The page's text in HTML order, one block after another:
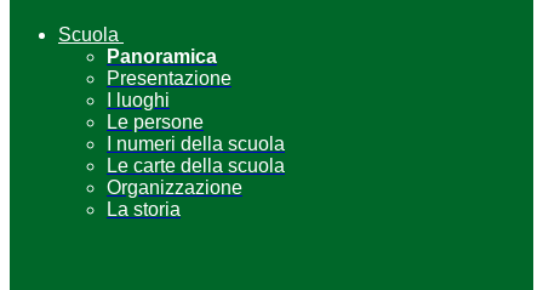
Scuola
Panoramica
Presentazione
I luoghi
Le persone
I numeri della scuola
Le carte della scuola
Organizzazione
La storia